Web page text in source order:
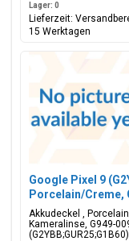
Lager: 0
Lieferzeit:
15 Werktagen
Google Pixel 9
Porcelain/Creme,
Akkudeckel ,
Kameralinse, G949-
(G2YBB;GUR25;G1B60)